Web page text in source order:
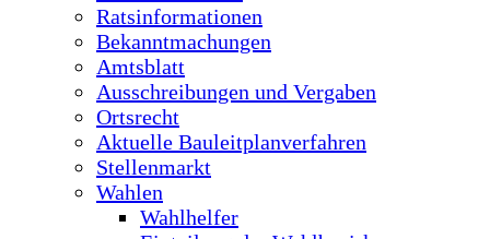
Ratsinformationen
Bekanntmachungen
Amtsblatt
Ausschreibungen und Vergaben
Ortsrecht
Aktuelle Bauleitplanverfahren
Stellenmarkt
Wahlen
Wahlhelfer